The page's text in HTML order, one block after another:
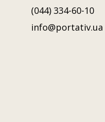
(044) 334-60-10
info@portativ.ua